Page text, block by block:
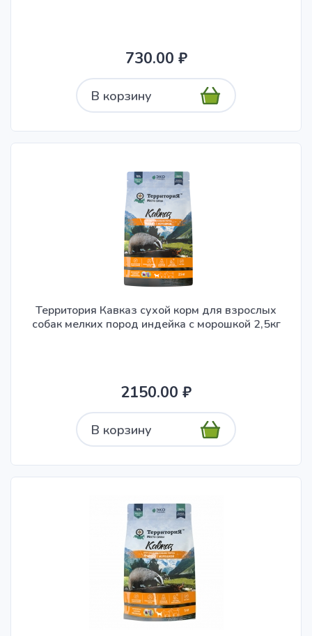
730.00 ₽
В корзину
Территория Кавказ сухой корм для взрослых
собак мелких пород индейка с морошкой 2,5кг
2150.00 ₽
В корзину